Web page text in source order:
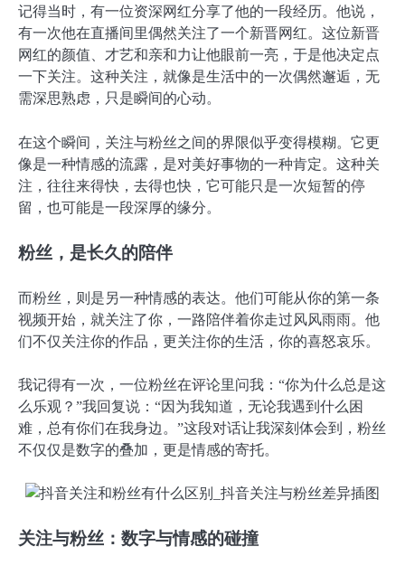
记得当时，有一位资深网红分享了他的一段经历。他说，
有一次他在直播间里偶然关注了一个新晋网红。这位新晋
网红的颜值、才艺和亲和力让他眼前一亮，于是他决定点
一下关注。这种关注，就像是生活中的一次偶然邂逅，无
需深思熟虑，只是瞬间的心动。
在这个瞬间，关注与粉丝之间的界限似乎变得模糊。它更
像是一种情感的流露，是对美好事物的一种肯定。这种关
注，往往来得快，去得也快，它可能只是一次短暂的停
留，也可能是一段深厚的缘分。
粉丝，是长久的陪伴
而粉丝，则是另一种情感的表达。他们可能从你的第一条
视频开始，就关注了你，一路陪伴着你走过风风雨雨。他
们不仅关注你的作品，更关注你的生活，你的喜怒哀乐。
我记得有一次，一位粉丝在评论里问我：“你为什么总是这
么乐观？”我回复说：“因为我知道，无论我遇到什么困
难，总有你们在我身边。”这段对话让我深刻体会到，粉丝
不仅仅是数字的叠加，更是情感的寄托。
关注与粉丝：数字与情感的碰撞